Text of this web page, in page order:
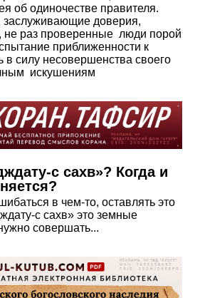
об одиночестве правителя.
заслуживающие доверия,
не раз проверенные люди порой
приближенности к
в силу несовершенства своего
искушениям
с сахв»? Когда и
в чем-то, оставлять это
с сахв» это земные
совершать...